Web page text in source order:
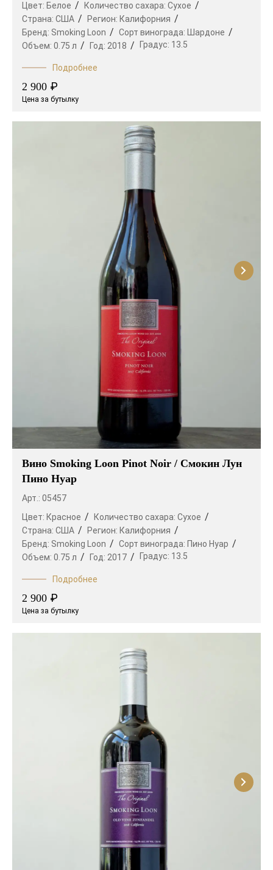
Цвет: Белое Количество сахара: Сухое
Страна: США Регион: Калифорния
Бренд: Smoking Loon Сорт винограда:
Шардоне
Объем: 0.75 л Год: 2018 Градус: 13.5
Подробнее
2 900 ₽
Цена за бутылку
Вино Smoking Loon Pinot Noir / Смокин Лун
Пино Нуар
Арт.: 05457
Цвет: Красное Количество сахара: Сухое
Страна: США Регион: Калифорния
Бренд: Smoking Loon Сорт винограда: Пино Нуар
Объем: 0.75 л Год: 2017 Градус: 13.5
Подробнее
2 900 ₽
Цена за бутылку